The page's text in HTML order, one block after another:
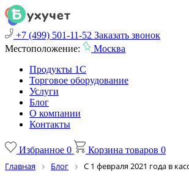
+7 (499) 501-11-52 Заказать звонок
Местоположение:
Москва
Продукты 1С
Торговое оборудование
Услуги
Блог
О компании
Контакты
Избранное 0 Корзина товаров 0
Главная Блог С 1 февраля 2021 года в